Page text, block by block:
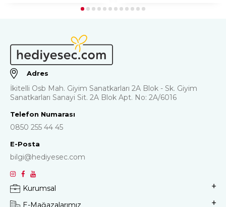
Adres
İkitelli Osb Mah. Giyim Sanatkarları 2A Blok - Sk. Giyim
Sanatkarları Sanayi Sit. 2A Blok Apt. No: 2A/6016
Telefon Numarası
0850 255 44 45
E-Posta
bilgi@hediyesec.com
Kurumsal
E-Mağazalarımız